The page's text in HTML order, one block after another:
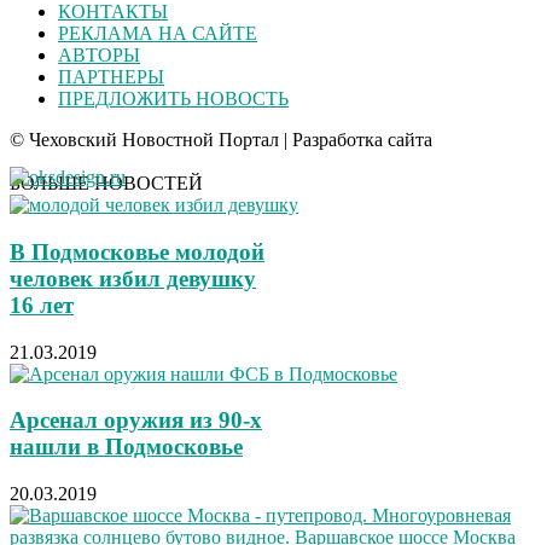
КОНТАКТЫ
РЕКЛАМА НА САЙТЕ
АВТОРЫ
ПАРТНЕРЫ
ПРЕДЛОЖИТЬ НОВОСТЬ
© Чеховский Новостной Портал | Разработка сайта
БОЛЬШЕ НОВОСТЕЙ
В Подмосковье молодой
человек избил девушку
16 лет
21.03.2019
Арсенал оружия из 90-х
нашли в Подмосковье
20.03.2019